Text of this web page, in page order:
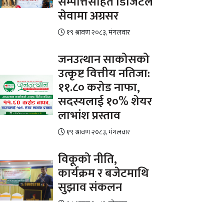
सेवामा अग्रसर
१९ श्रावण २०८३, मंगलवार
जनउत्थान साकोसको
उत्कृष्ट वित्तीय नतिजा:
११.८० करोड नाफा,
सदस्यलाई १०% शेयर
लाभांश प्रस्ताव
१९ श्रावण २०८३, मंगलवार
विकूको नीति,
कार्यक्रम र बजेटमाथि
सुझाव संकलन